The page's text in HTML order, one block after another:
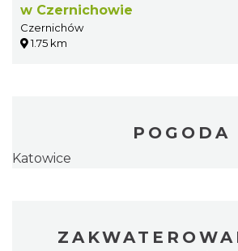
w Czernichowie
Czernichów
1.75 km
POGODA
Katowice